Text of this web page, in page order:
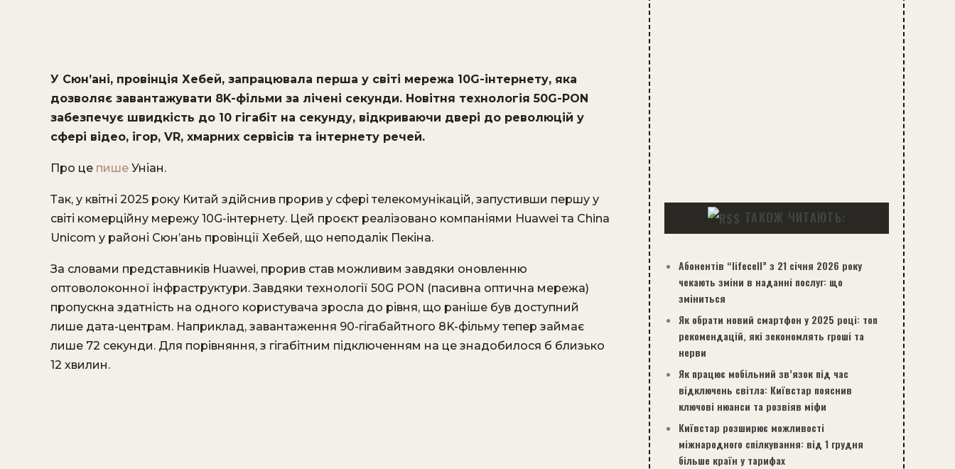
У Сюн’ані, провінція Хебей, запрацювала перша у світі мережа 10G-інтернету, яка
дозволяє завантажувати 8K-фільми за лічені секунди. Новітня технологія 50G-PON
забезпечує швидкість до 10 гігабіт на секунду, відкриваючи двері до революцій у
сфері відео, ігор, VR, хмарних сервісів та інтернету речей.
Про це пише Уніан.
Так, у квітні 2025 року Китай здійснив прорив у сфері телекомунікацій, запустивши першу у
світі комерційну мережу 10G-інтернету. Цей проєкт реалізовано компаніями Huawei та China
Unicom у районі Сюн’ань провінції Хебей, що неподалік Пекіна.
За словами представників Huawei, прорив став можливим завдяки оновленню
оптоволоконної інфраструктури. Завдяки технології 50G PON (пасивна оптична мережа)
пропускна здатність на одного користувача зросла до рівня, що раніше був доступний
лише дата-центрам. Наприклад, завантаження 90-гігабайтного 8K-фільму тепер займає
лише 72 секунди. Для порівняння, з гігабітним підключенням на це знадобилося б близько
12 хвилин.
ТАКОЖ ЧИТАЮТЬ:
Абонентів “lifecell” з 21 січня 2026 року
чекають зміни в наданні послуг: що
зміниться
Як обрати новий смартфон у 2025 році: топ
рекомендацій, які зекономлять гроші та
нерви
Як працює мобільний зв’язок під час
відключень світла: Київстар пояснив
ключові нюанси та розвіяв міфи
Київстар розширює можливості
міжнародного спілкування: від 1 грудня
більше країн у тарифах